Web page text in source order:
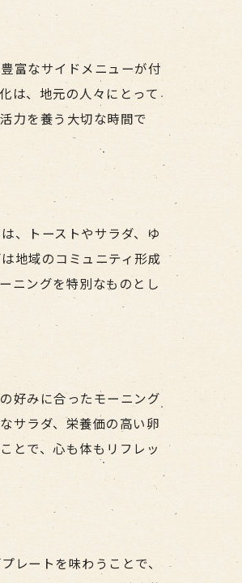
富なサイドメニューが付
は、地元の人々にとって
力を養う大切な時間で
、トーストやサラダ、ゆ
地域のコミュニティ形成
ニングを特別なものとし
好みに合ったモーニング
サラダ、栄養価の高い卵
とで、心も体もリフレッ
レートを味わうことで、